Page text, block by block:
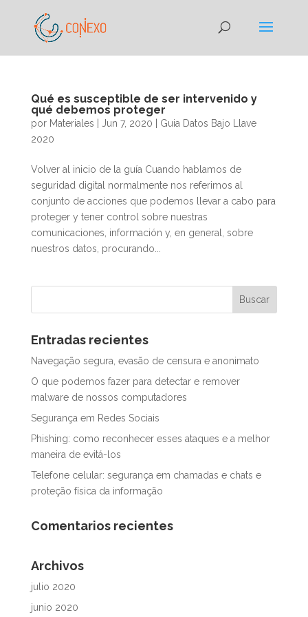
Qué es susceptible de ser intervenido y
qué debemos proteger
por Materiales Jun 7, 2020
Guia Datos Bajo Llave
2020
Volver al inicio de la guía Cuando hablamos de
seguridad digital normalmente nos referimos al
conjunto de acciones que podemos llevar a cabo para
proteger y tener control sobre nuestras
comunicaciones, información y, en general, sobre
nuestros datos, procurando...
Entradas recientes
Navegação segura, evasão de censura e anonimato
O que podemos fazer para detectar e remover
malware de nossos computadores
Segurança em Redes Sociais
Phishing: como reconhecer esses ataques e a melhor
maneira de evitá-los
Telefone celular: segurança em chamadas e chats e
proteção física da informação
Comentarios recientes
Archivos
julio 2020
junio 2020